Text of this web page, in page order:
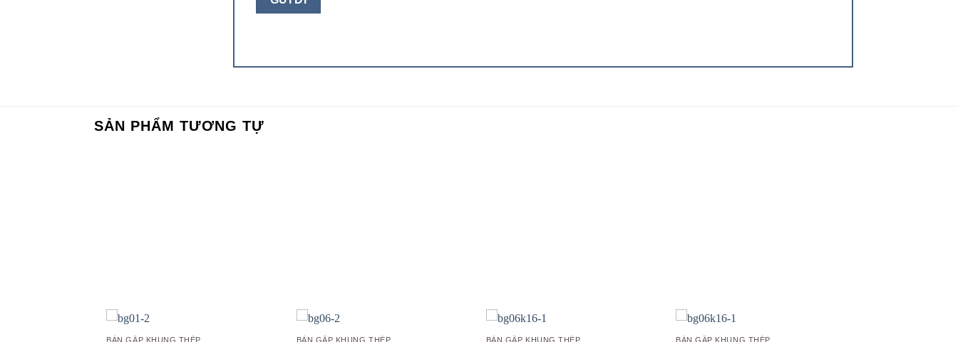
SẢN PHẨM TƯƠNG TỰ
BÀN GẤP KHUNG THÉP BÀN GẤP KHUNG THÉP BÀN GẤP KHUNG THÉP BÀN GẤP KHUNG THÉP